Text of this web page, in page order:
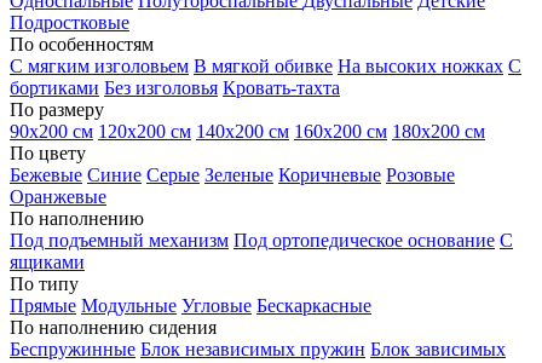
Подростковые
По особенностям
С мягким изголовьем В мягкой обивке На высоких ножках С
бортиками Без изголовья Кровать-тахта
По размеру
90х200 см 120х200 см 140х200 см 160х200 см 180х200 см
По цвету
Бежевые Синие Серые Зеленые Коричневые Розовые
Оранжевые
По наполнению
Под подъемный механизм Под ортопедическое основание С
ящиками
По типу
Прямые Модульные Угловые Бескаркасные
По наполнению сидения
Беспружинные Блок независимых пружин Блок зависимых